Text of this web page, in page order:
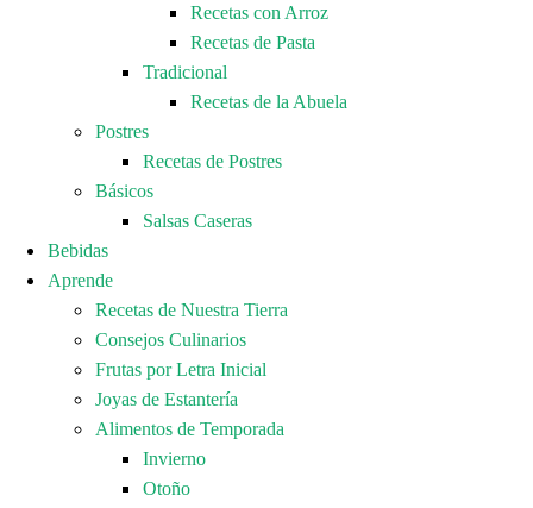
Recetas con Arroz
Recetas de Pasta
Tradicional
Recetas de la Abuela
Postres
Recetas de Postres
Básicos
Salsas Caseras
Bebidas
Aprende
Recetas de Nuestra Tierra
Consejos Culinarios
Frutas por Letra Inicial
Joyas de Estantería
Alimentos de Temporada
Invierno
Otoño